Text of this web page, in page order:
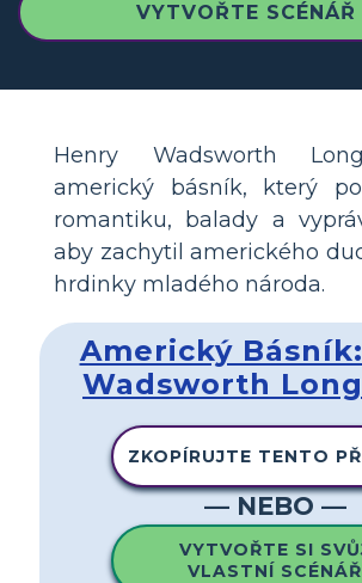
VYTVOŘTE
Henry Wadsworth
americký básník, který
romantiku, balady a
aby zachytil amerického
hrdinky mladého národa.
Americký
Wadsworth
ZKOPÍRUJTE TENTO
— NEBO —
VYTVOŘTE SI
VLASTNÍ SCÉNÁŘ